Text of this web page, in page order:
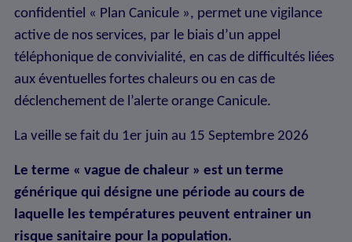
confidentiel « Plan Canicule », permet une vigilance
active de nos services, par le biais d’un appel
téléphonique de convivialité, en cas de difficultés liées
aux éventuelles fortes chaleurs ou en cas de
déclenchement de l’alerte orange Canicule.
La veille se fait du 1er juin au 15 Septembre 2026
Le terme « vague de chaleur » est un terme
générique qui désigne une période au cours de
laquelle les températures peuvent entrainer un
risque sanitaire pour la population.